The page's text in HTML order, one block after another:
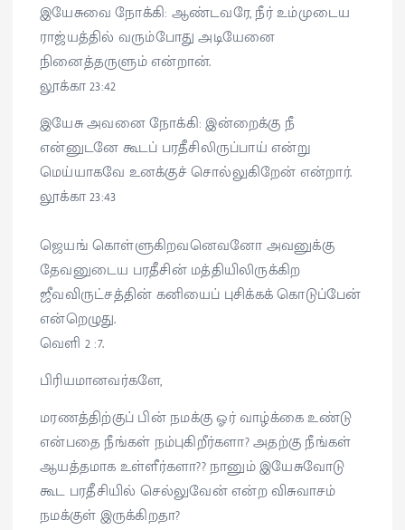
இயேசுவை நோக்கி: ஆண்டவரே, நீர் உம்முடைய
ராஜ்யத்தில் வரும்போது அடியேனை
நினைத்தருளும் என்றான்.
லூக்கா 23:42
இயேசு அவனை நோக்கி: இன்றைக்கு நீ
என்னுடனே கூடப் பரதீசிலிருப்பாய் என்று
மெய்யாகவே உனக்குச் சொல்லுகிறேன் என்றார்.
லூக்கா 23:43
ஜெயங் கொள்ளுகிறவனெவனோ அவனுக்கு
தேவனுடைய பரதீசின் மத்தியிலிருக்கிற
ஜீவவிருட்சத்தின் கனியைப் புசிக்கக் கொடுப்பேன்
என்றெழுது.
வெளி 2 :7.
பிரியமானவர்களே,
மரணத்திற்குப் பின் நமக்கு ஓர் வாழ்க்கை உண்டு
என்பதை நீங்கள் நம்புகிறீர்களா? அதற்கு நீங்கள்
ஆயத்தமாக உள்ளீர்களா?? நானும் இயேசுவோடு
கூட பரதீசியில் செல்லுவேன் என்ற விசுவாசம்
நமக்குள் இருக்கிறதா?